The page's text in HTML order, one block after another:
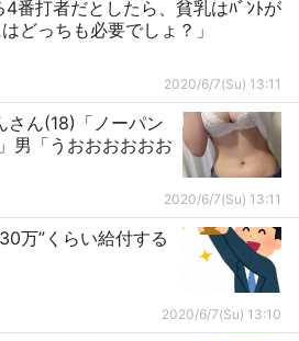
番打者だとしたら、貧乳はﾊﾞﾝﾄが
どっちも必要でしょ？」
2020/6/7(Su) 13:11
さん(18)「ノーパン
男「うおおおおおお
2020/6/7(Su) 13:11
万”くらい給付する
2020/6/7(Su) 13:10